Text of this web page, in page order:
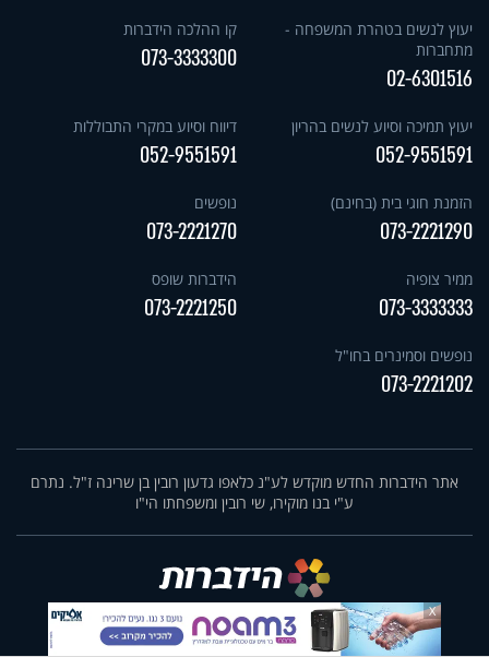
יעוץ לנשים בטהרת המשפחה -
מתחברות
02-6301516
קו ההלכה הידברות
073-3333300
יעוץ תמיכה וסיוע לנשים בהריון
052-9551591
דיווח וסיוע במקרי התבוללות
052-9551591
הזמנת חוגי בית (בחינם)
073-2221290
נופשים
073-2221270
ממיר צופיה
073-3333333
הידברות שופס
073-2221250
נופשים וסמינרים בחו"ל
073-2221202
אתר הידברות החדש מוקדש לע"נ כלאפו גדעון רובין בן שרינה ז"ל. נתרם
ע"י בנו מוקירו, שי רובין ומשפחתו הי"ו
X